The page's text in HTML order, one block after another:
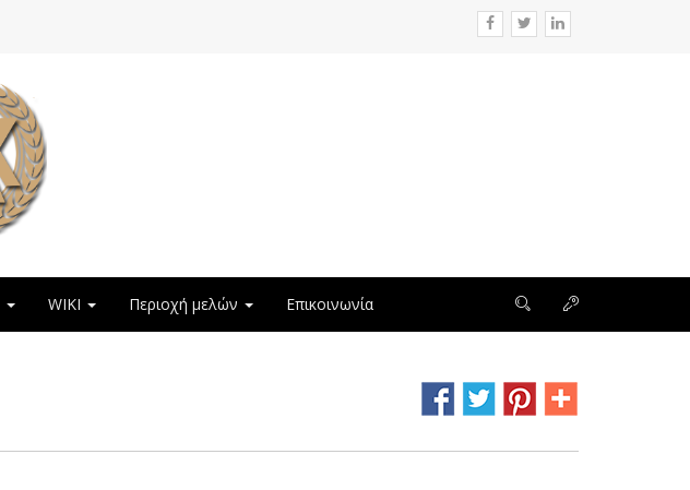
WIKI Περιοχή μελών Επικοινωνία